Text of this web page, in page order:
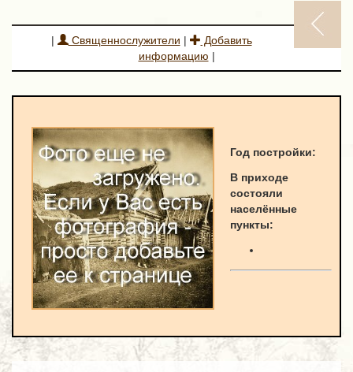
| Священнослужители |
Добавить
информацию |
Год постройки:
В приходе
состояли
населённые
пункты: